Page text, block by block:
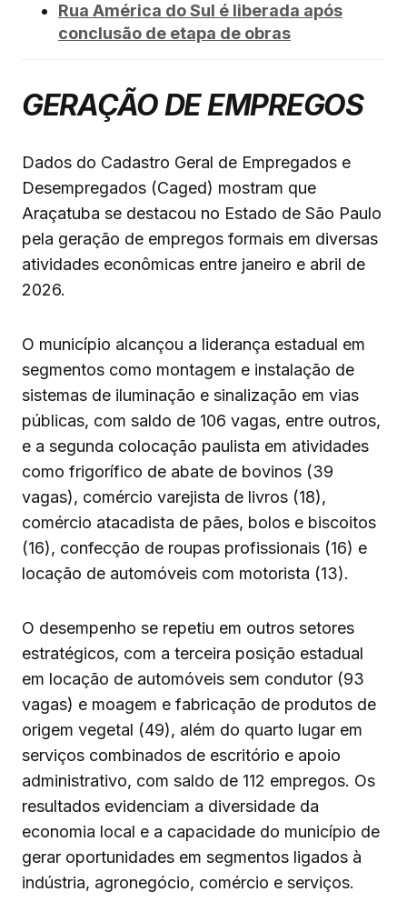
Rua América do Sul é liberada após
conclusão de etapa de obras
GERAÇÃO DE EMPREGOS
Dados do Cadastro Geral de Empregados e
Desempregados (Caged) mostram que
Araçatuba se destacou no Estado de São Paulo
pela geração de empregos formais em diversas
atividades econômicas entre janeiro e abril de
2026.
O município alcançou a liderança estadual em
segmentos como montagem e instalação de
sistemas de iluminação e sinalização em vias
públicas, com saldo de 106 vagas, entre outros,
e a segunda colocação paulista em atividades
como frigorífico de abate de bovinos (39
vagas), comércio varejista de livros (18),
comércio atacadista de pães, bolos e biscoitos
(16), confecção de roupas profissionais (16) e
locação de automóveis com motorista (13).
O desempenho se repetiu em outros setores
estratégicos, com a terceira posição estadual
em locação de automóveis sem condutor (93
vagas) e moagem e fabricação de produtos de
origem vegetal (49), além do quarto lugar em
serviços combinados de escritório e apoio
administrativo, com saldo de 112 empregos. Os
resultados evidenciam a diversidade da
economia local e a capacidade do município de
gerar oportunidades em segmentos ligados à
indústria, agronegócio, comércio e serviços.